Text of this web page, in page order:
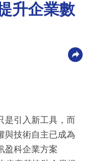
升企業數
是引入新工具，而
與技術自主已成為
盈科企業方案